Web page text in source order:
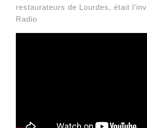
restaurateurs de Lourdes, était
Radio